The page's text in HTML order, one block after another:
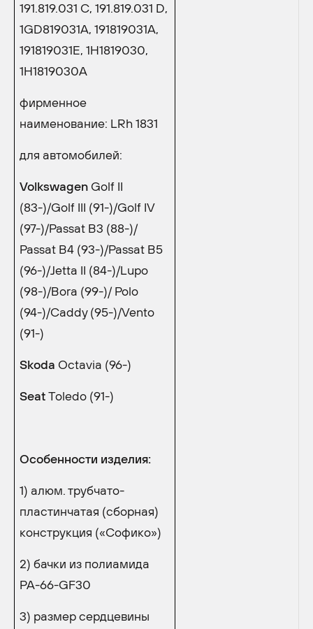
191.819.031 C, 191.819.031 D,
1GD819031A, 191819031A,
191819031E, 1H1819030,
1H1819030A
фирменное
наименование: LRh 1831
для автомобилей:
Volkswagen Golf II
(83-)/Golf III (91-)/Golf IV
(97-)/Passat B3 (88-)/
Passat B4 (93-)/Passat B5
(96-)/Jetta II (84-)/Lupo
(98-)/Bora (99-)/ Polo
(94-)/Caddy (95-)/Vento
(91-)
Skoda Octavia (96-)
SeatToledo (91-)
Особенности изделия:
1) алюм. трубчато-
пластинчатая (сборная)
конструкция («Софико»)
2) бачки из полиамида
PA-66-GF30
3) размер сердцевины